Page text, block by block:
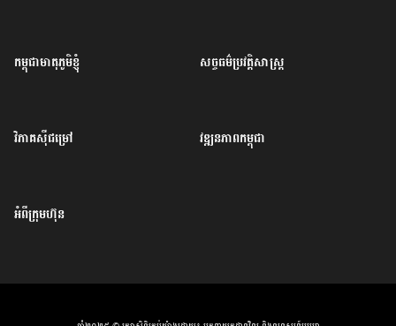
កម្ពុជាមាតុភូមិខ្ញុំ សច្ចធម៌ប្រវត្តិសាស្ត្រ
វិភាគសុីជម្រៅ វឌ្ឍនភាពកម្ពុជា
អំពីក្រុមហ៊ុន